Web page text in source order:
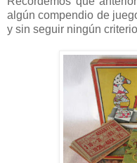
algún compendio de
y sin seguir ningún